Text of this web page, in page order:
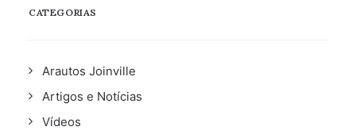
CATEGORIAS
Arautos Joinville
Artigos e Notícias
Vídeos